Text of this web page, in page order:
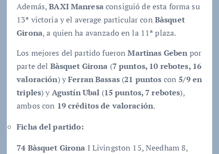
Además,BAXI Manresaconsiguió de esta forma su
13ª victoria y el average particular con Bàsquet
Girona, a quien ha avanzado en la 11ª plaza.
Los mejores del partido fueronMartinas Geben por
parte del Bàsquet Girona (7 puntos, 10 rebotes, 16
valoración) yFerran Bassas (21 puntos con5/9 en
triples) y Agustín Ubal (15 puntos, 7 rebotes),
ambos con 19 créditos de valoración.
Ficha del partido:
74 Bàsquet Girona I Livingston 15, Needham 8,